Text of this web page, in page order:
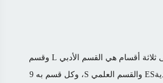
تنقسم الثانوية الفرنسية إلى ثلاثة أقسام هي القسم الأدبي L وقسم
العلوم الاجتماعية والاقتصاديةES والقسم العلمي S، وكل قسم به 9